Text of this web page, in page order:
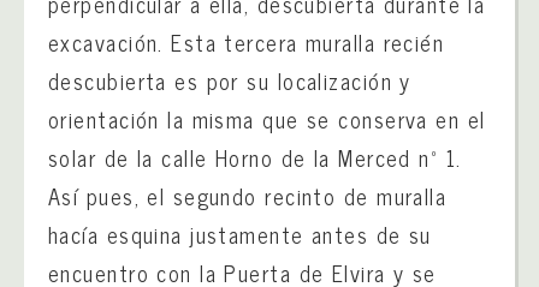
excavación. Esta tercera muralla recién
descubierta es por su localización y
orientación la misma que se conserva en el
solar de la calle Horno de la Merced nº 1.
Así pues, el segundo recinto de muralla
hacía esquina justamente antes de su
encuentro con la Puerta de Elvira y se